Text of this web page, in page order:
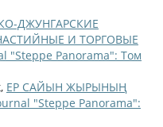
ДЖУНГАРСКИЕ
И ТОРГОВЫЕ
"Steppe Panorama": Том
ЕР САЙЫН ЖЫРЫНЫҢ
"Steppe Panorama":